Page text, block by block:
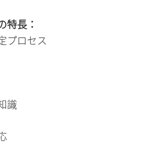
特長：
プロセス
識